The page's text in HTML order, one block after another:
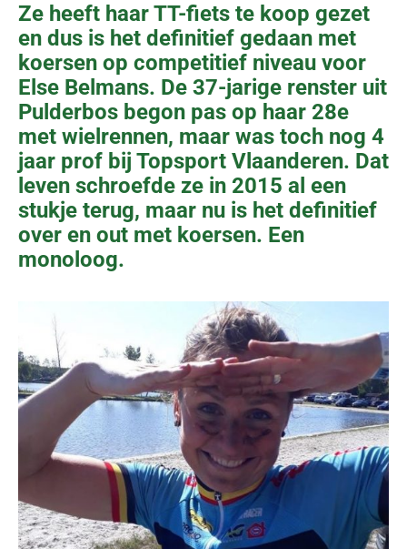
Ze heeft haar TT-fiets te koop gezet
en dus is het definitief gedaan met
koersen op competitief niveau voor
Else Belmans. De 37-jarige renster uit
Pulderbos begon pas op haar 28e
met wielrennen, maar was toch nog 4
jaar prof bij Topsport Vlaanderen. Dat
leven schroefde ze in 2015 al een
stukje terug, maar nu is het definitief
over en out met koersen. Een
monoloog.